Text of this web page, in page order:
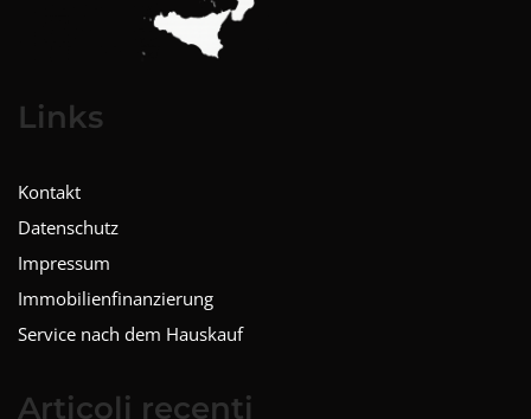
Links
Kontakt
Datenschutz
Impressum
Immobilienfinanzierung
Service nach dem Hauskauf
Articoli recenti